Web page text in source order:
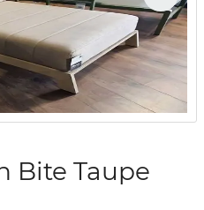
Bite Taupe